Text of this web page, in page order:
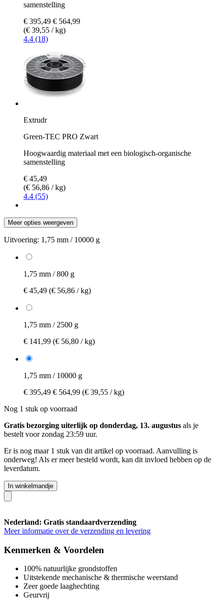
samenstelling
€ 395,49 € 564,99
(€ 39,55 / kg)
4.4 (18)
Extrudr
Green-TEC PRO Zwart
Hoogwaardig materiaal met een biologisch-organische
samenstelling
€ 45,49
(€ 56,86 / kg)
4.4 (55)
Meer opties weergeven
Uitvoering: 1,75 mm / 10000 g
1,75 mm / 800 g
€ 45,49 (€ 56,86 / kg)
1,75 mm / 2500 g
€ 141,99 (€ 56,80 / kg)
1,75 mm / 10000 g
€ 395,49 € 564,99 (€ 39,55 / kg)
Nog 1 stuk op voorraad
Gratis bezorging uiterlijk op donderdag, 13. augustus als je
bestelt voorzondag 23:59 uur.
Er is nog maar 1 stuk van dit artikel op voorraad. Aanvulling is
onderweg! Als er meer besteld wordt, kan dit invloed hebben op de
leverdatum.
In winkelmandje
Nederland: Gratis standaardverzending
Meer informatie over de verzending en levering
Kenmerken & Voordelen
100% natuurlijke grondstoffen
Uitstekende mechanische & thermische weerstand
Zeer goede laaghechting
Geurvrij